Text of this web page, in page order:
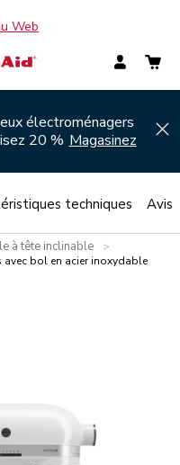
Web
électroménagers
20 % Magasinez
à tête inclinable
>
bol en acier inoxydable
techniques Avis